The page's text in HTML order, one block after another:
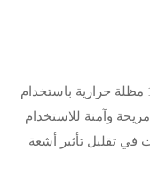
على أسطح العمائر، قامت الشركة بإنشاء 12 مظلة حرارية باستخدام
وآمنة للاستخدام
تقليل تأثير أشعة